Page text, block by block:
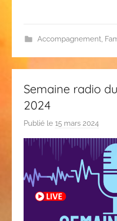
Accompagnement,
Semaine radio
2024
Publié le 15 mars 2024
a
l
o
e